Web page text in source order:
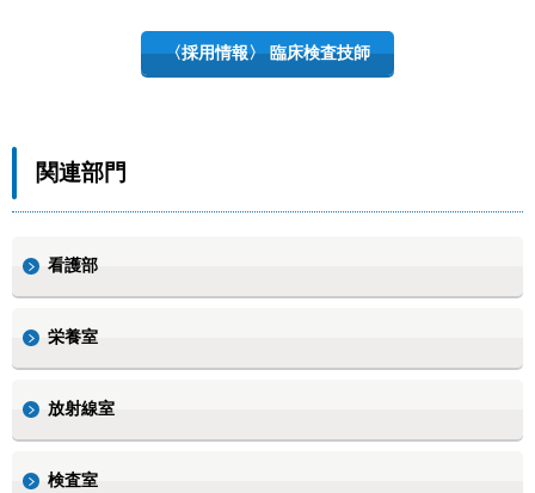
〈採用情報〉 臨床検査技師
関連部門
看護部
栄養室
放射線室
検査室